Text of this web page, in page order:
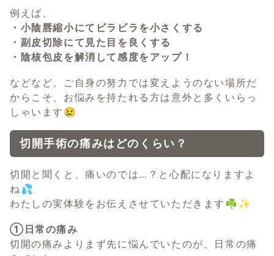
例えば、
・小陰唇縮小にてビラビラを小さくする
・副皮切除にて見た目を良くする
・陰核包皮を解消して感度をアップ！
などなど。ご自身の努力では変えようのない場所だ
からこそ、お悩みを持たれる方は意外と多くいらっ
しゃいます😢
切開手術の痛みはどのくらい？
切開と聞くと、痛いのでは…？と心配になりますよ
ね💦
わたしの実体験をお伝えさせていただきます☘️✨
①日常の痛み
切開の痛みよりまず先に悩んでいたのが、日常の痛